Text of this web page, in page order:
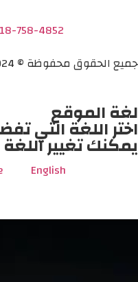
758-4852
جميع الحقوق محفوظة © 2024
لغة الموقع
اختر اللغة التي
يمكنك تغيير
English